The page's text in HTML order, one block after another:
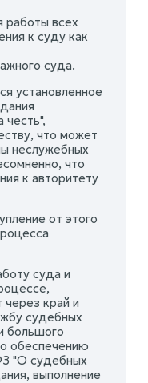
работы всех
к суду как
суда.
установленное
что может
неслужебных
что
к авторитету
от этого
суда и
через край и
судебных
большого
обеспечению
"О судебных
выполнение